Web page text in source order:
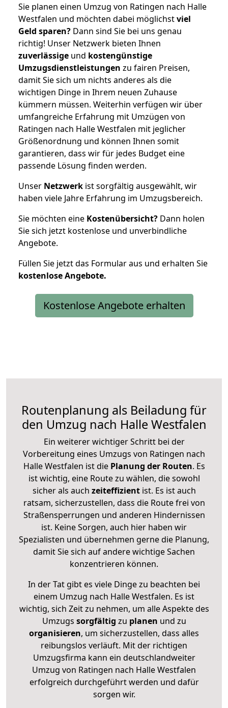
Sie planen einen Umzug von Ratingen nach Halle
Westfalen und möchten dabei möglichstviel
Geld sparen? Dann sind Sie bei uns genau
richtig! Unser Netzwerk bieten Ihnen
zuverlässige und kostengünstige
Umzugsdienstleistungen zu fairen Preisen,
damit Sie sich um nichts anderes als die
wichtigen Dinge in Ihrem neuen Zuhause
kümmern müssen. Weiterhin verfügen wir über
umfangreiche Erfahrung mit Umzügen von
Ratingen nach Halle Westfalen mit jeglicher
Größenordnung und können Ihnen somit
garantieren, dass wir für jedes Budget eine
passende Lösung finden werden.
Unser Netzwerk ist sorgfältig ausgewählt, wir
haben viele Jahre Erfahrung im Umzugsbereich.
Sie möchten eine Kostenübersicht? Dann holen
Sie sich jetzt kostenlose und unverbindliche
Angebote.
Füllen Sie jetzt das Formular aus und erhalten Sie
kostenloseAngebote.
Kostenlose Angebote erhalten
Routenplanung als Beiladung für
den Umzug nach Halle Westfalen
Ein weiterer wichtiger Schritt bei der
Vorbereitung eines Umzugs von Ratingen nach
Halle Westfalen ist diePlanung der Routen. Es
ist wichtig, eine Route zu wählen, die sowohl
sicher als auch zeiteffizientist. Es ist auch
ratsam, sicherzustellen, dass die Route frei von
Straßensperrungen und anderen Hindernissen
ist. Keine Sorgen, auch hier haben wir
Spezialisten und übernehmen gerne die Planung,
damit Sie sich auf andere wichtige Sachen
konzentrieren können.
In der Tat gibt es viele Dinge zu beachten bei
einem Umzug nach Halle Westfalen. Es ist
wichtig, sich Zeit zu nehmen, um alle Aspekte des
Umzugs sorgfältig zu planen und zu
organisieren, um sicherzustellen, dass alles
reibungslos verläuft. Mit der richtigen
Umzugsfirma kann ein deutschlandweiter
Umzug von Ratingen nach Halle Westfalen
erfolgreich durchgeführt werden und dafür
sorgen wir.